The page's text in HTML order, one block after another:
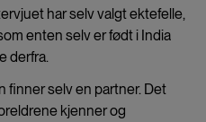
har selv valgt ektefelle,
enten selv er født i India
derfra.
finner selv en partner. Det
kjenner og